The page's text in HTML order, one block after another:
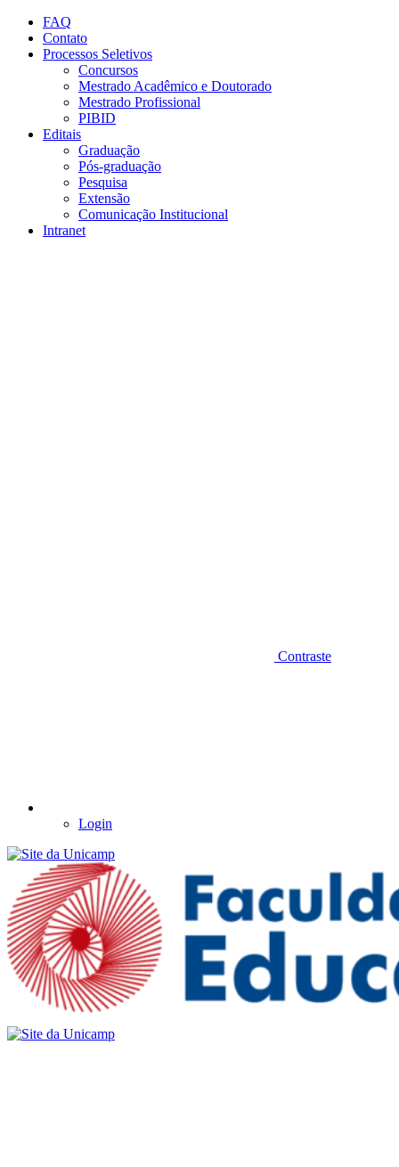
Conteúdo principal
FAQ
Contato
Processos Seletivos
Concursos
Mestrado Acadêmico e Doutorado
Mestrado Profissional
PIBID
Editais
Graduação
Pós-graduação
Pesquisa
Extensão
Comunicação Institucional
Intranet
Contraste
Login